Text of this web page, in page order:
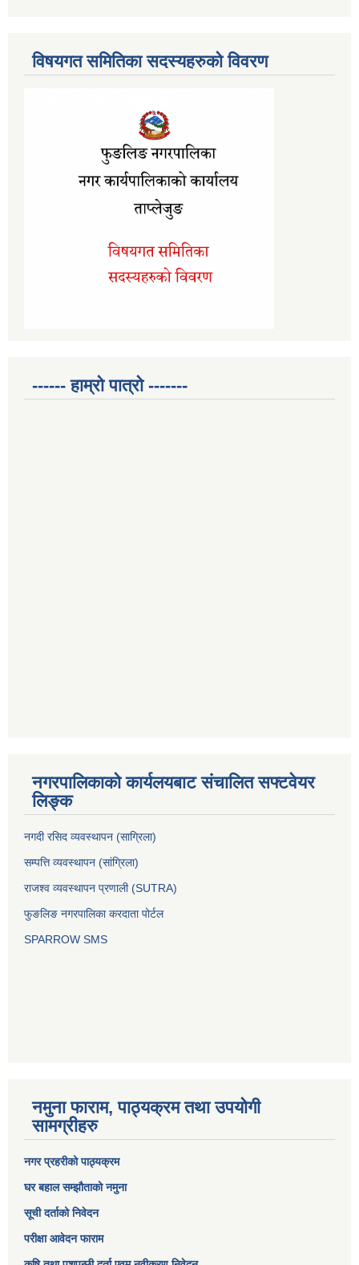
विषयगत समितिका सदस्यहरुको विवरण
------ हाम्रो पात्रो -------
नगरपालिकाको कार्यलयबाट संचालित सफ्टवेयर
लिङ्क
नगदी रसिद व्यवस्थापन (साग्रिला)
सम्पत्ति व्यवस्थापन (सांग्रिला)
राजश्व व्यवस्थापन प्रणाली (SUTRA)
फुङलिङ नगरपालिका करदाता पोर्टल
SPARROW SMS
नमुना फाराम, पाठ्यक्रम तथा उपयोगी
सामग्रीहरु
नगर प्रहरीको पाठ्यक्रम
घर बहाल सम्झौताको नमुना
सूची दर्ताको निवेदन
परीक्षा आवेदन फाराम